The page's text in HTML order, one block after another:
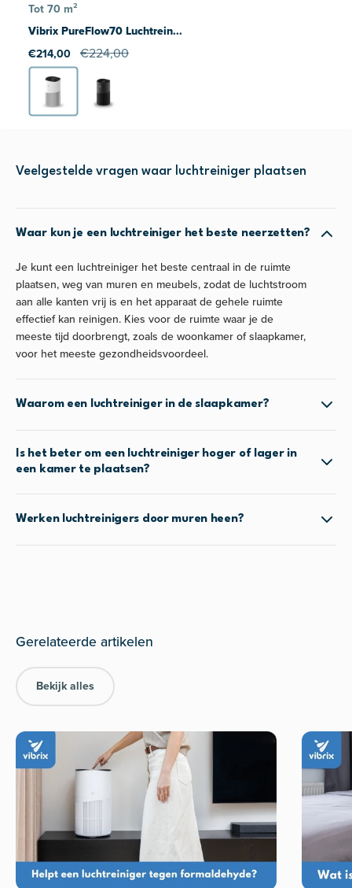
Tot 70 m²
Vibrix PureFlow70 Luchtrein...
€214,00 €224,00
Veelgestelde vragen waar luchtreiniger plaatsen
Waar kun je een luchtreiniger het beste neerzetten?
Je kunt een luchtreiniger het beste centraal in de ruimte
plaatsen, weg van muren en meubels, zodat de luchtstroom
aan alle kanten vrij is en het apparaat de gehele ruimte
effectief kan reinigen. Kies voor de ruimte waar je de
meeste tijd doorbrengt, zoals de woonkamer of slaapkamer,
voor het meeste gezondheidsvoordeel.
Waarom een luchtreiniger in de slaapkamer?
Is het beter om een luchtreiniger hoger of lager in
een kamer te plaatsen?
Werken luchtreinigers door muren heen?
Bekijk alles